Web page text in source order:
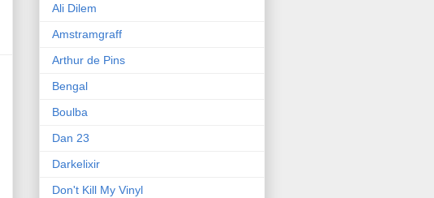
Ali Dilem
Amstramgraff
Arthur de Pins
Bengal
Boulba
Dan 23
Darkelixir
Don't Kill My Vinyl